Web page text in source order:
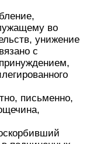
во
унижение
с
письменно,